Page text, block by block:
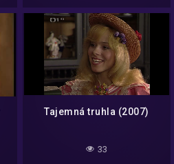
Tajemná truhla (2007)
33